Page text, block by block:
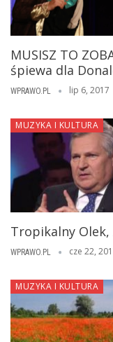
MUSISZ TO
śpiewa dla
WPRAWO.PL lip 6, 2017
MUZYKA I KULTURA
Tropikalny Olek,
WPRAWO.PL cze 22,
MUZYKA I KULTURA